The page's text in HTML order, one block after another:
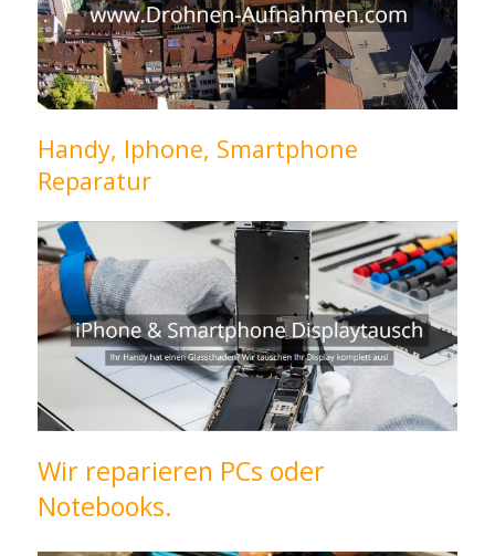
Handy, Iphone, Smartphone
Reparatur
Wir reparieren PCs oder
Notebooks.